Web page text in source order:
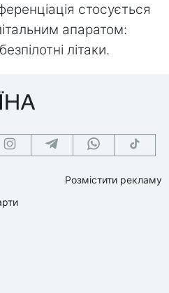
стосується
апаратом:
літаки.
Розмістити рекламу